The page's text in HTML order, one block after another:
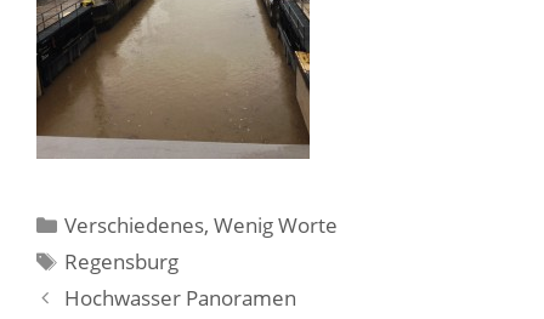
Kategorien
Verschiedenes,Wenig Worte
Schlagwörter
Regensburg
Hochwasser Panoramen